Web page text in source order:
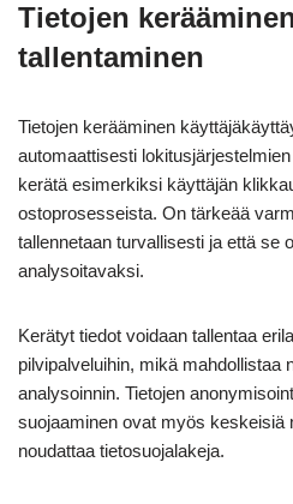
Tietojen
tallentaminen
Tietojen kerääminen
automaattisesti
kerätä esimerkiksi käyttäjän
ostoprosesseista. On tärkeää
tallennetaan turvallisesti ja että se
analysoitavaksi.
Kerätyt tiedot voidaan tallentaa
pilvipalveluihin, mikä mahdollistaa
analysoinnin. Tietojen
suojaaminen ovat myös keskeisiä
noudattaa tietosuojalakeja.